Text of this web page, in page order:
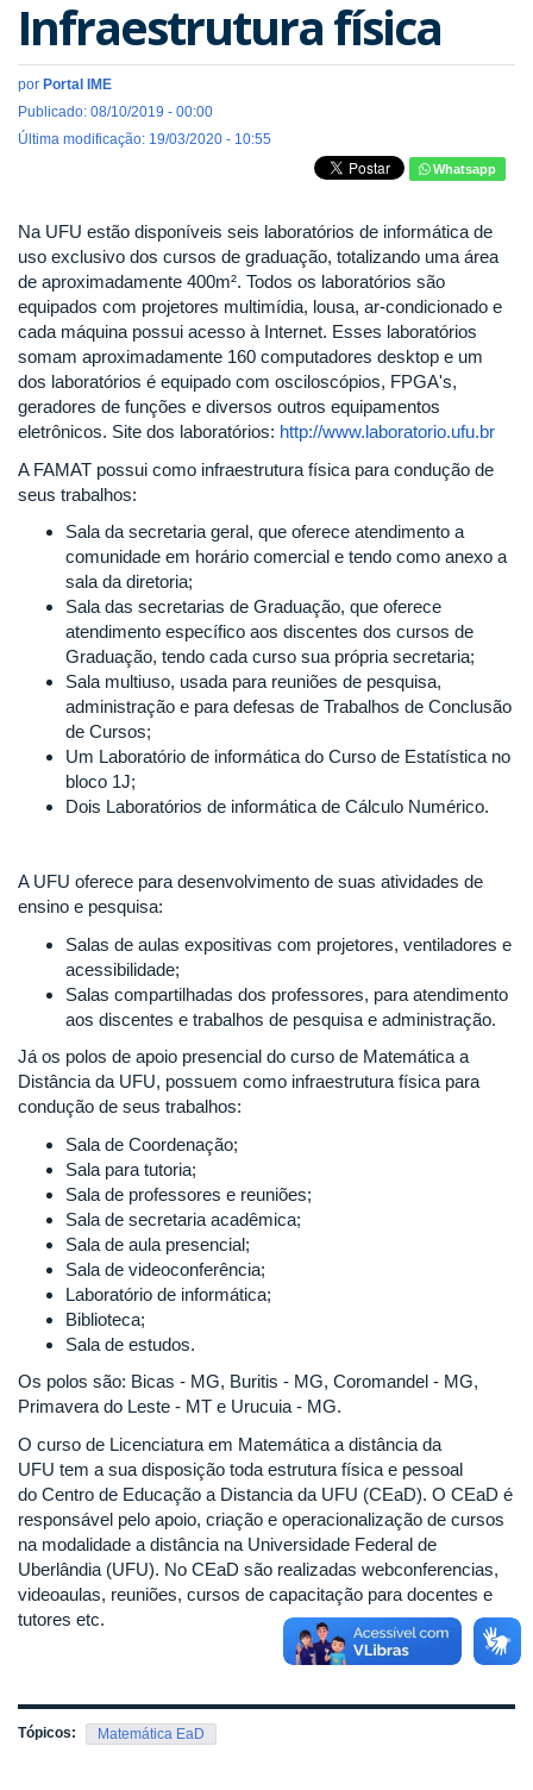
Infraestrutura física
por Portal IME
Publicado: 08/10/2019 - 00:00
Última modificação: 19/03/2020 - 10:55
Whatsapp
Na UFU estão disponíveis seis laboratórios de informática de
uso exclusivo dos cursos de graduação, totalizando uma área
de aproximadamente 400m². Todos os laboratórios são
equipados com projetores multimídia, lousa, ar-condicionado e
cada máquina possui acesso à Internet. Esses laboratórios
somam aproximadamente 160 computadores desktop e um
dos laboratórios é equipado com osciloscópios, FPGA's,
geradores de funções e diversos outros equipamentos
eletrônicos. Site dos laboratórios: http://www.laboratorio.ufu.br
A FAMAT possui como infraestrutura física para condução de
seus trabalhos:
Sala da secretaria geral, que oferece atendimento a
comunidade em horário comercial e tendo como anexo a
sala da diretoria;
Sala das secretarias de Graduação, que oferece
atendimento específico aos discentes dos cursos de
Graduação, tendo cada curso sua própria secretaria;
Sala multiuso, usada para reuniões de pesquisa,
administração e para defesas de Trabalhos de Conclusão
de Cursos;
Um Laboratório de informática do Curso de Estatística no
bloco 1J;
Dois Laboratórios de informática de Cálculo Numérico.
A UFU oferece para desenvolvimento de suas atividades de
ensino e pesquisa:
Salas de aulas expositivas com projetores, ventiladores e
acessibilidade;
Salas compartilhadas dos professores, para atendimento
aos discentes e trabalhos de pesquisa e administração.
Já os polos de apoio presencial do curso de Matemática a
Distância da UFU, possuem como infraestrutura física para
condução de seus trabalhos:
Sala de Coordenação;
Sala para tutoria;
Sala de professores e reuniões;
Sala de secretaria acadêmica;
Sala de aula presencial;
Sala de videoconferência;
Laboratório de informática;
Biblioteca;
Sala de estudos.
Os polos são: Bicas - MG, Buritis - MG, Coromandel - MG,
Primavera do Leste - MT e Urucuia - MG.
O curso de Licenciatura em Matemática a distância da
UFU tem a sua disposição toda estrutura física e pessoal
do Centro de Educação a Distancia da UFU (CEaD). O CEaD é
responsável pelo apoio, criação e operacionalização de cursos
na modalidade a distância na Universidade Federal de
Uberlândia (UFU). No CEaD são realizadas webconferencias,
videoaulas, reuniões, cursos de capacitação para docentes e
tutores etc.
Tópicos: Matemática EaD